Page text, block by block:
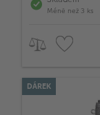
Méně než 3 ks
DÁREK